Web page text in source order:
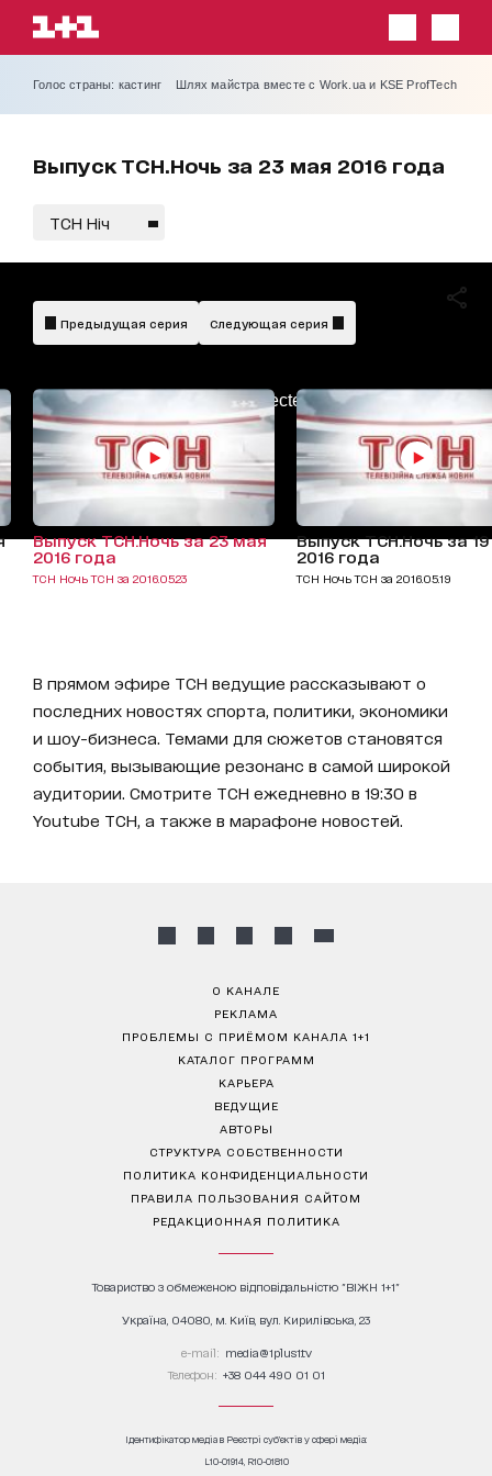
Голос страны: кастинг Шлях майстра вместе с Work.ua и KSE ProfTech
Выпуск ТСН.Ночь за 23 мая 2016 года
ТСН Ніч
AdBlockDetected!
Предыдущая серия Следующая серия
Выпуск ТСН.Ночь за 23 мая
2016 года
ТСН Ночь ТСН за 2016.05.23
Выпуск ТСН.Ночь за
2016 года
ТСН Ночь ТСН за 2016.05.19
В прямом эфире ТСН ведущие рассказывают о
последних новостях спорта, политики, экономики
и шоу-бизнеса. Темами для сюжетов становятся
события, вызывающие резонанс в самой широкой
аудитории. Смотрите ТСН ежедневно в 19:30 в
Youtube ТСН, а также в марафоне новостей.
О КАНАЛЕ
РЕКЛАМА
ПРОБЛЕМЫ С ПРИЁМОМ КАНАЛА 1+1
КАТАЛОГ ПРОГРАММ
КАРЬЕРА
ВЕДУЩИЕ
АВТОРЫ
СТРУКТУРА СОБСТВЕННОСТИ
ПОЛИТИКА КОНФИДЕНЦИАЛЬНОСТИ
ПРАВИЛА ПОЛЬЗОВАНИЯ САЙТОМ
РЕДАКЦИОННАЯ ПОЛИТИКА
Товариство з обмеженою відповідальністю "ВІЖН 1+1"
Україна, 04080, м. Київ, вул. Кирилівська, 23
е-mail: media@1plus1.tv
Телефон: +38 044 490 01 01
Ідентифікатор медіа в Реєстрі суб’єктів у сфері медіа:
L10-01914, R10-01810